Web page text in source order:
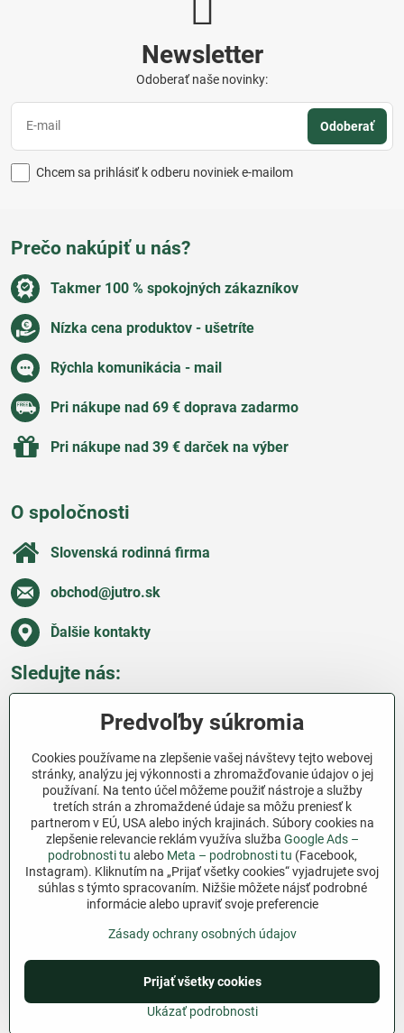
Newsletter
Odoberať naše novinky:
Odoberať
Chcem sa prihlásiť k odberu noviniek e-mailom
Prečo nakúpiť u nás?
Takmer 100 % spokojných zákazníkov
Nízka cena produktov - ušetríte
Rýchla komunikácia - mail
Pri nákupe nad 69 € doprava zadarmo
Pri nákupe nad 39 € darček na výber
O spoločnosti
Slovenská rodinná firma
obchod​@jutro​.sk
Ďalšie kontakty
Sledujte nás:
Všetko o nákupe
Ďakujeme za podporu
Sme slovenský e-shop bez dotácií​. Fungujeme len
vďaka vám – ľuďom, ktorí veria v poctivú prácu a
lásku k pôde​. Každý nákup na Jutro​.sk nám pomáha
pokračovať v tom, čo má zmysel – pomáhať
záhradkárom zadarmo a srdcom​.
©2026Copyright
Predvoľby súkromiaZásady ochrany osobných údajov
Podmienky používania
Vytvorené pomocou:BiznisWeb.sk
Predvoľby súkromia
Cookies používame na zlepšenie vašej návštevy tejto webovej
stránky, analýzu jej výkonnosti a zhromažďovanie údajov o jej
používaní. Na tento účel môžeme použiť nástroje a služby
tretích strán a zhromaždené údaje sa môžu preniesť k
partnerom v EÚ, USA alebo iných krajinách. Súbory cookies na
zlepšenie relevancie reklám využíva služba Google Ads –
podrobnosti tu alebo Meta – podrobnosti tu (Facebook,
Instagram). Kliknutím na „Prijať všetky cookies“ vyjadrujete svoj
súhlas s týmto spracovaním. Nižšie môžete nájsť podrobné
informácie alebo upraviť svoje preferencie
Zásady ochrany osobných údajov
Ukázať podrobnosti
Prijať všetky cookies